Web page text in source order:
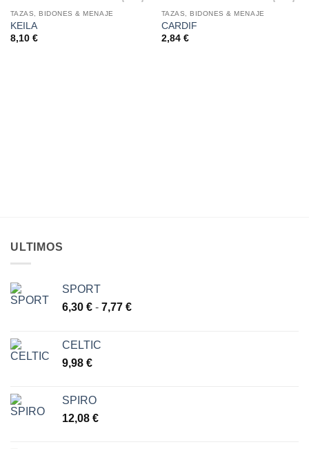
TAZAS, BIDONES & MENAJE
KEILA
8,10 €
TAZAS, BIDONES & MENAJE
CARDIF
2,84 €
ULTIMOS
SPORT
6,30 € - 7,77 €Rango
CELTIC
9,98 €
SPIRO
12,08 €